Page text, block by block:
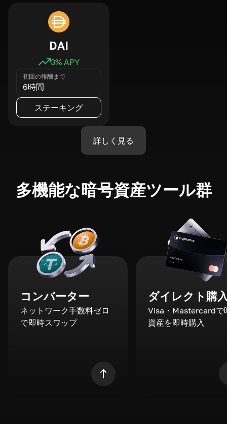
DAI
3% APY
初回の報酬まで
6時間
ステーキング
詳しく見る
多機能な暗号資産ツール群
コンバーター
ネットワーク手数料ゼロ
で即時スワップ
ダイレクト購
Visa・Mastercardで
資産を即時購入